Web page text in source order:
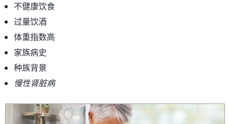
不健康饮食
过量饮酒
体重指数高
家族病史
种族背景
慢性肾脏病